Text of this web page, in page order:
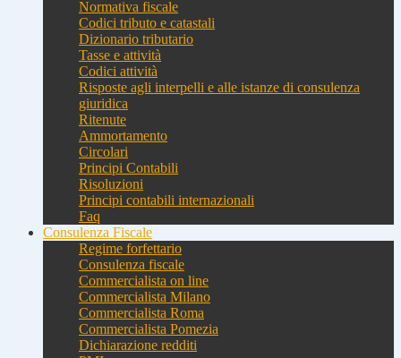
Normativa fiscale
Codici tributo e catastali
Dizionario tributario
Tasse e attività
Codici attività
Risposte agli interpelli e alle istanze di consulenza
giuridica
Ritenute
Ammortamento
Circolari
Principi Contabili
Risoluzioni
Principi contabili internazionali
Faq
Consulenza Fiscale
Regime forfettario
Consulenza fiscale
Commercialista on line
Commercialista Milano
Commercialista Roma
Commercialista Pomezia
Dichiarazione redditi